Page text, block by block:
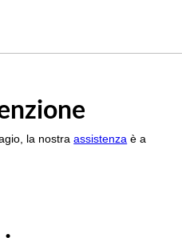
la nostraassistenza è a